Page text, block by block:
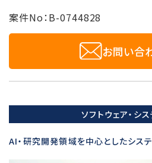
案件No：B-0744828
お問い合
ソフトウェア・シ
AI・研究開発領域を中心としたシス